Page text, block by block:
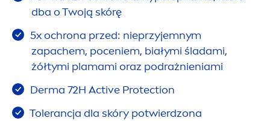
dba o Twoją skórę
5x ochrona przed: nieprzyjemnym
zapachem, poceniem, białymi śladami,
żółtymi plamami oraz podrażnieniami
Derma 72H Active Protection
Tolerancja dla skóry potwierdzona